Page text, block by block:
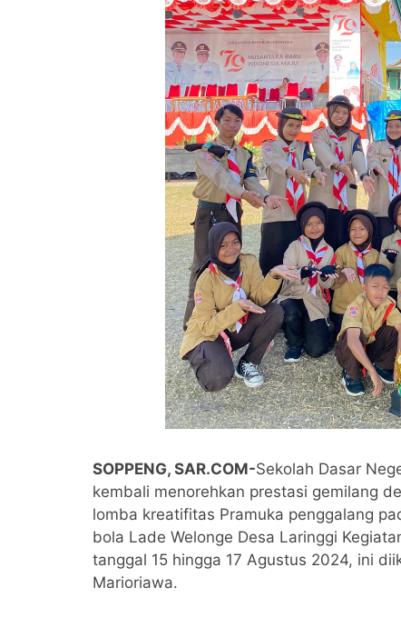
SOPPENG, SAR.COM-Sekolah Dasar
kembali menorehkan prestasi gemilang
lomba kreatifitas Pramuka penggalang
bola Lade Welonge Desa Laringgi
tanggal 15 hingga 17 Agustus 2024, ini
Marioriawa.